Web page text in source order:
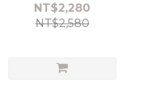
NT$2,280
NT$2,580